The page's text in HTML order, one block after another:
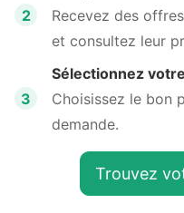
2
Recevez des
et consultez leur
3
Sélectionnez
Choisissez le bon
demande.
Trouvez